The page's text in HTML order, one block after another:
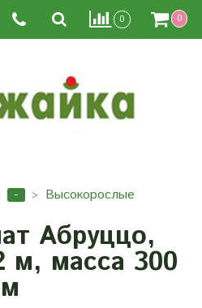
0 0
- Высокорослые
Абруццо,
м, масса 300